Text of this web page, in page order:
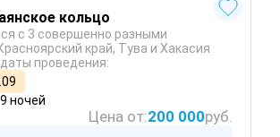
кольцо
с 3 совершенно разными
край, Тува и Хакасия
проведения:
9 ночей
Цена от:200 000руб.